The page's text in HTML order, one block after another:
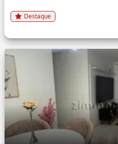
Destaque